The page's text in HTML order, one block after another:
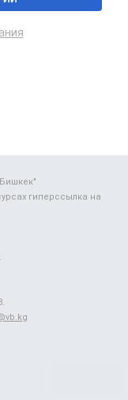
гиперссылка на